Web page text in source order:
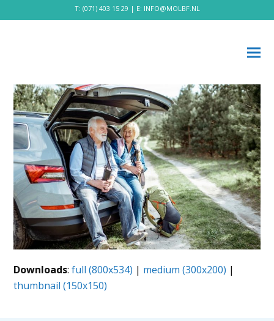
T: (071) 403 15 29 | E: INFO@MOLBF.NL
Downloads:full (800x534) | medium (300x200) |
thumbnail (150x150)